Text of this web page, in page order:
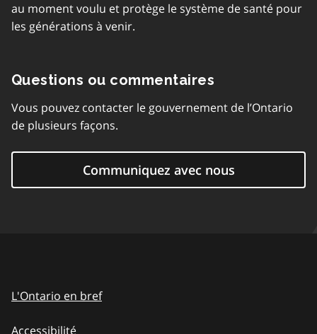
au moment voulu et protège le système de santé pour
les générations à venir.
Questions ou commentaires
Vous pouvez contacter le gouvernement de l’Ontario
de plusieurs façons.
Communiquez avec nous
L'Ontario en bref
Accessibilité